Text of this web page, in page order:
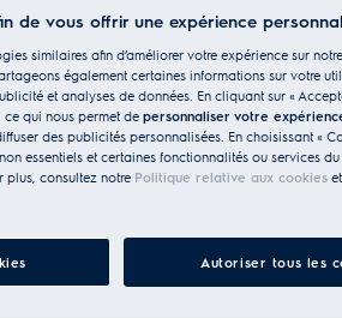
de vous offrir une expérience
similaires afin d’améliorer votre expérience sur
également certaines informations sur votre
et analyses de données. En cliquant sur «
qui nous permet de personnaliser votre
des publicités personnalisées. En choisissant «
essentiels et certaines fonctionnalités ou services
plus, consultez notre Politique relative aux cookies
Autoriser tous les